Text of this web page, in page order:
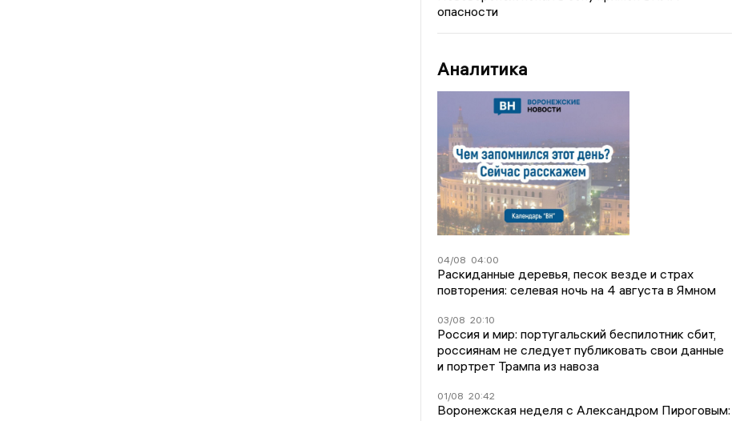
опасности
Аналитика
04/08 04:00
Раскиданные деревья, песок везде и страх
повторения: селевая ночь на 4 августа в Ямном
03/08 20:10
Россия и мир: португальский беспилотник сбит,
россиянам не следует публиковать свои данные
и портрет Трампа из навоза
01/08 20:42
Воронежская неделя с Александром Пироговым: